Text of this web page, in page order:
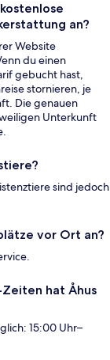
an?
Website
du einen
gebucht hast,
stornieren, je
Die genauen
Unterkunft
sind jedoch
vor Ort an?
hat Åhus
15:00 Uhr–